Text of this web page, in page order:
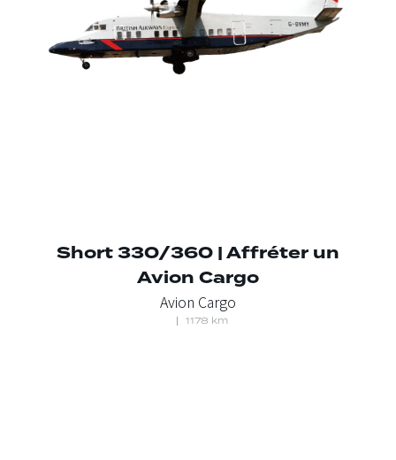
Short 330/360 | Affréter un
Avion Cargo
Avion Cargo
1178 km